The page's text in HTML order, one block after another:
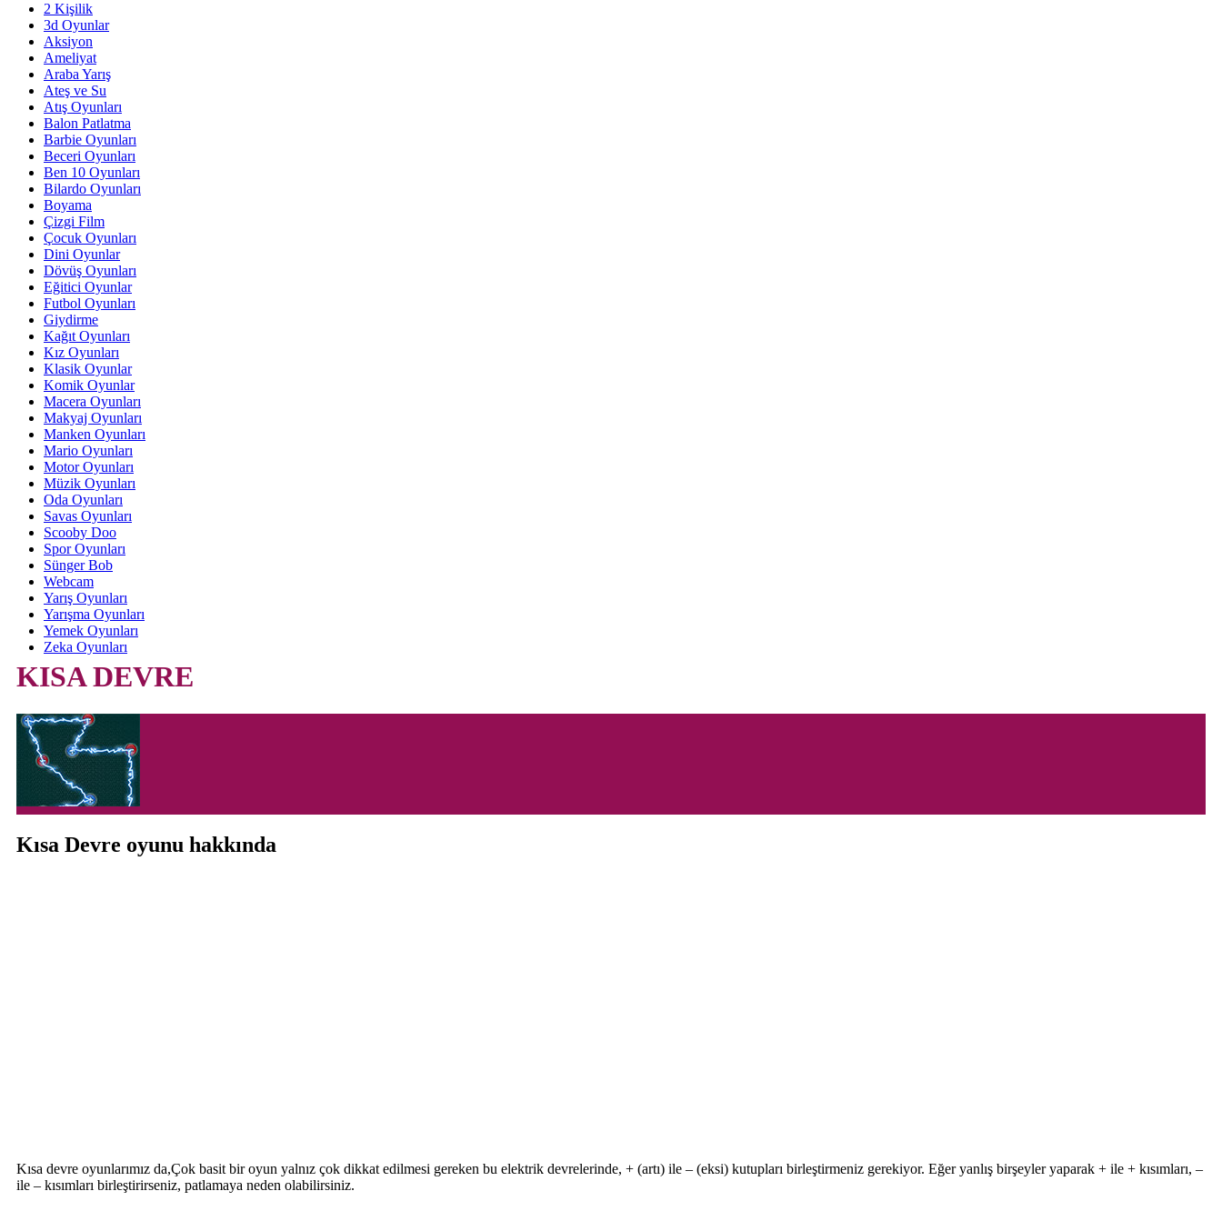
2 Kişilik
3d Oyunlar
Aksiyon
Ameliyat
Araba Yarış
Ateş ve Su
Atış Oyunları
Balon Patlatma
Barbie Oyunları
Beceri Oyunları
Ben 10 Oyunları
Bilardo Oyunları
Boyama
Çizgi Film
Çocuk Oyunları
Dini Oyunlar
Dövüş Oyunları
Eğitici Oyunlar
Futbol Oyunları
Giydirme
Kağıt Oyunları
Kız Oyunları
Klasik Oyunlar
Komik Oyunlar
Macera Oyunları
Makyaj Oyunları
Manken Oyunları
Mario Oyunları
Motor Oyunları
Müzik Oyunları
Oda Oyunları
Savas Oyunları
Scooby Doo
Spor Oyunları
Sünger Bob
Webcam
Yarış Oyunları
Yarışma Oyunları
Yemek Oyunları
Zeka Oyunları
KISA DEVRE
Kısa Devre oyunu hakkında
Kısa devre oyunlarımız da,Çok basit bir oyun yalnız çok dikkat edilmesi gereken bu elektrik devrelerinde, + (artı) ile – (eksi) kutupları birleştirmeniz gerekiyor. Eğer yanlış birşeyler yaparak + ile + kısımları, –
ile – kısımları birleştirirseniz, patlamaya neden olabilirsiniz.